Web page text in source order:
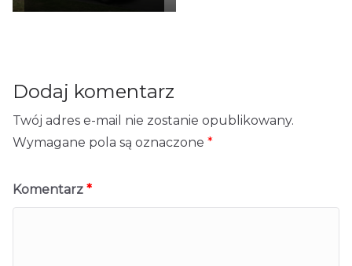
Dodaj komentarz
Twój adres e-mail nie zostanie opublikowany.
Wymagane pola są oznaczone *
Komentarz *